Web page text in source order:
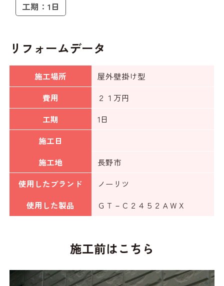
工期：1日
リフォームデータ
施工場所
屋外壁掛け型
費用
２１万円
工期
1日
施工日
施工地
長野市
使用したブランド
ノーリツ
使用した製品
ＧＴ－Ｃ２４５２ＡＷＸ
施工前はこちら